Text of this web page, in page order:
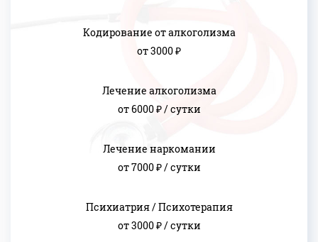
Кодирование от алкоголизма
от 3000 ₽
Лечение алкоголизма
от 6000 ₽ / сутки
Лечение наркомании
от 7000 ₽ / сутки
Психиатрия / Психотерапия
от 3000 ₽ / сутки